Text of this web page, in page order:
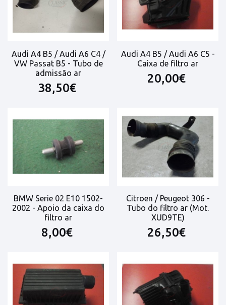
Audi A4 B5 / Audi A6 C4 /
VW Passat B5 - Tubo de
admissão ar
38,50€
Audi A4 B5 / Audi A6 C5 -
Caixa de filtro ar
20,00€
BMW Serie 02 E10 1502-
2002 - Apoio da caixa do
filtro ar
8,00€
Citroen / Peugeot 306 -
Tubo do filtro ar (Mot.
XUD9TE)
26,50€